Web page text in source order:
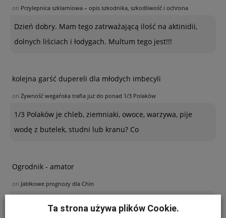
on Przylepnica szklarniowa – opis szkodnika, szkodliwość i ochrona
Dzień dobry. Mam tego zatrważającą ilość na aktinidii,
dolnych liściach i łodygach. Multum tego jest!!!
kolejna garść dupereli dla młodych imbecyli
on Żywność wegańska trafia już do ponad 1/3 Polaków
1/3 Polaków je chleb, ziemniaki, owoce, warzywa, pije
wodę z butelek, studni lub kranu? Co
Ogrodnik - amator
on Jabłkowe prognozy dla Chin
Poszukuję sposobu zabezpieczenia sznurków
Ta strona używa plików Cookie.